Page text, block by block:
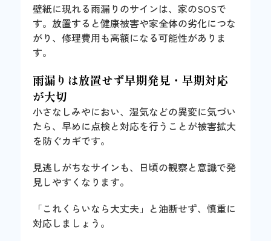
壁紙に現れる雨漏りのサインは、家のSOSで
す。放置すると健康被害や家全体の劣化につな
がり、修理費用も高額になる可能性がありま
す。
雨漏りは放置せず早期発見・早期対応
が大切
小さなしみやにおい、湿気などの異変に気づい
たら、早めに点検と対応を行うことが被害拡大
を防ぐカギです。
見逃しがちなサインも、日頃の観察と意識で発
見しやすくなります。
「これくらいなら大丈夫」と油断せず、慎重に
対応しましょう。